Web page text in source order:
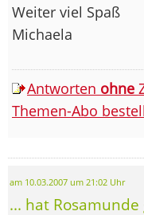
Weiter viel Spaß
Michaela
Antworten ohne
Themen-Abo
am 10.03.2007 um 21:02 Uhr
... hat